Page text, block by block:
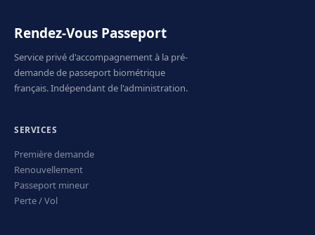
Rendez-Vous Passeport
Service privé d'accompagnement à la pré-
demande de passeport biométrique
français. Indépendant de l'administration.
SERVICES
Première demande
Renouvellement
Passeport mineur
Perte / Vol